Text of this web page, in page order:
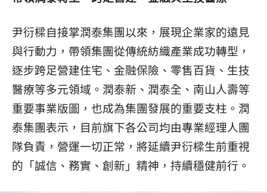
尹衍樑自接掌潤泰集團以來，展現企業家的遠見
與行動力，帶領集團從傳統紡織產業成功轉型，
逐步跨足營建住宅、金融保險、零售百貨、生技
醫療等多元領域。潤泰新、潤泰全、南山人壽等
重要事業版圖，也成為集團發展的重要支柱。潤
泰集團表示，目前旗下各公司均由專業經理人團
隊負責，營運一切正常，將延續尹衍樑生前重視
的「誠信、務實、創新」精神，持續穩健前行。